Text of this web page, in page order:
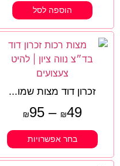
הוספה לסל
זכרון דוד מצות שמו...
₪49
–
₪95
בחר אפשרויות